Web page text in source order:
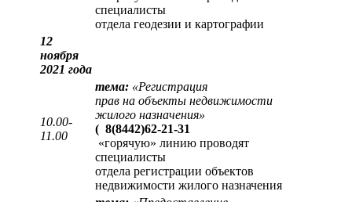
специалисты
отдела геодезии и картографии
12
ноября
2021 года
10.00-
11.00
тема: «Регистрация
прав на объекты недвижимости
жилого назначения»
( 8(8442)62-21-31
«горячую» линию проводят
специалисты
отдела регистрации объектов
недвижимости жилого назначения